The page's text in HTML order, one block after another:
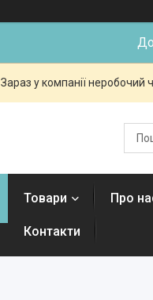
Зараз у компанії неробочий
Товари Про
Контакти